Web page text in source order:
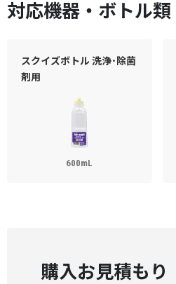
対応機器・ボトル類
スクイズボトル 洗浄･除菌
剤用
600mL
購入お見積もり